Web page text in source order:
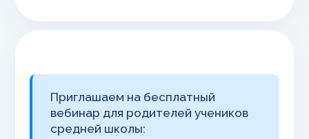
Приглашаем на бесплатный
вебинар для родителей учеников
средней школы: